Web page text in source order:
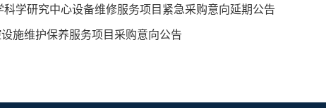
学研究中心设备维修服务项目紧急采购意向延期公告
施维护保养服务项目采购意向公告